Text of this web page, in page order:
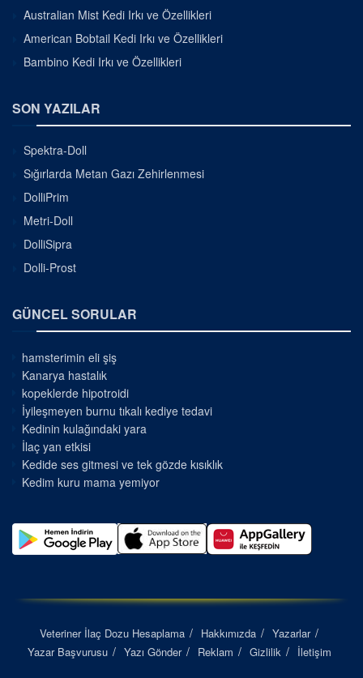
Australian Mist Kedi Irkı ve Özellikleri
American Bobtail Kedi Irkı ve Özellikleri
Bambino Kedi Irkı ve Özellikleri
SON YAZILAR
Spektra-Doll
Sığırlarda Metan Gazı Zehirlenmesi
DolliPrim
Metri-Doll
DolliSipra
Dolli-Prost
GÜNCEL SORULAR
hamsterimin eli şiş
Kanarya hastalık
kopeklerde hipotroidi
İyileşmeyen burnu tıkalı kediye tedavi
Kedinin kulağındaki yara
İlaç yan etkisi
Kedide ses gitmesi ve tek gözde kısıklık
Kedim kuru mama yemiyor
Veteriner İlaç Dozu Hesaplama Hakkımızda
Yazarlar
Yazar Başvurusu
Yazı Gönder Reklam Gizlilik İletişim